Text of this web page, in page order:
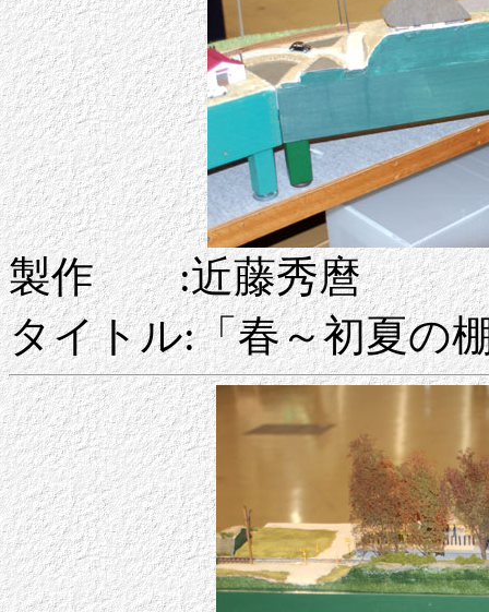
製作 :近藤秀麿
タイトル:「春～初夏の